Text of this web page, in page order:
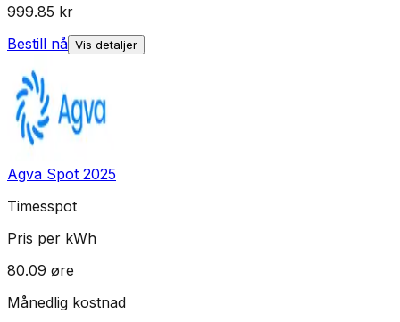
999.85 kr
Bestill nå Vis detaljer
Agva Spot 2025
Timesspot
Pris per kWh
80.09 øre
Månedlig kostnad